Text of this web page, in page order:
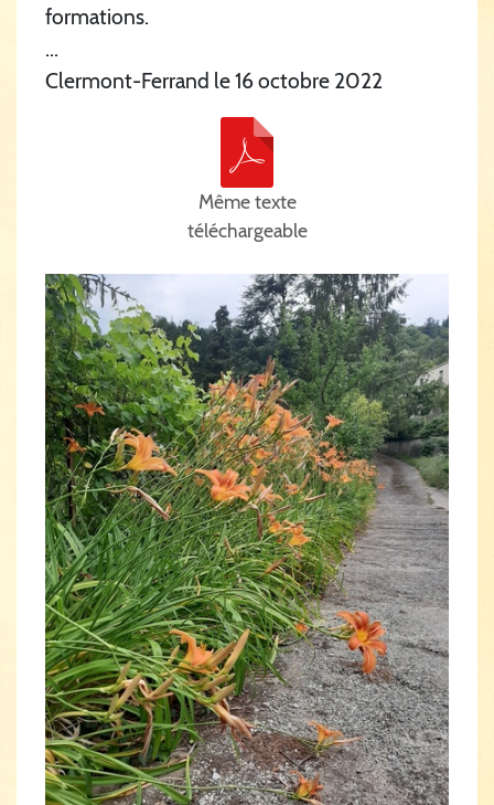
formations.
...
Clermont-Ferrand le 16 octobre 2022
Même texte
téléchargeable